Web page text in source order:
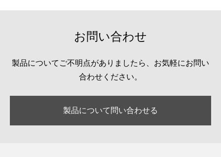
お問い合わせ
製品についてご不明点がありましたら、お気軽にお問い
合わせください。
製品について問い合わせる